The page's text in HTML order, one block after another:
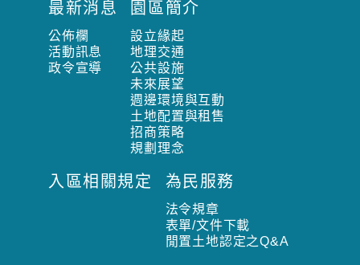
最新消息
公佈欄
活動訊息
政令宣導
園區簡介
設立緣起
地理交通
公共設施
未來展望
週邊環境與互動
土地配置與租售
招商策略
規劃理念
入區相關規定 為民服務
法令規章
表單/文件下載
閒置土地認定之Q&A